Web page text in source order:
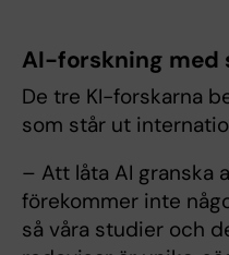
AI-forskning med
De tre KI-forskarna
som står ut
– Att låta AI granska
förekommer inte
så våra studier och